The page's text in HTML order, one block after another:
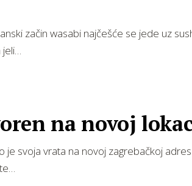
začin wasabi najčešće se jede uz
jeli…
na novoj
je svoja vrata na novoj zagrebačkoj